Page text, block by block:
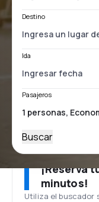
Destino
Ida
Pasajeros
Buscar
¡Reserva
minutos!
Utiliza el buscador